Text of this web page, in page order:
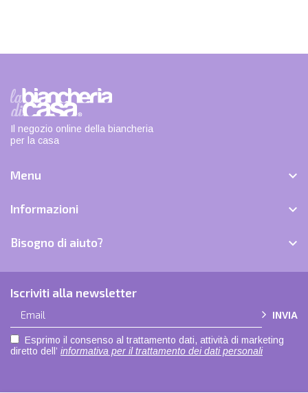
Il negozio online della biancheria
per la casa
Menu 
Informazioni 
Bisogno di aiuto? 
Iscriviti alla newsletter
INVIA
Esprimo il consenso al trattamento dati, attività di marketing
diretto dell’ informativa per il trattamento dei dati personali